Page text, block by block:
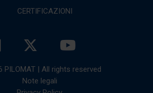
CERTIFICAZIONI
PILOMAT | All rights reserved
Note legali